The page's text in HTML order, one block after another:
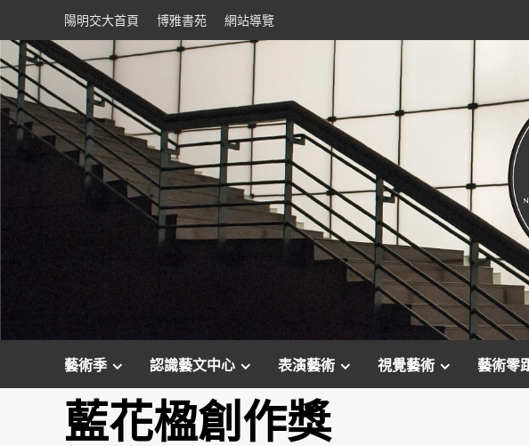
content
陽明交大首頁 博雅書苑 網站導覽
藝術季 認識藝文中心 表演藝術 視覺藝術 藝術零
藍花楹創作獎